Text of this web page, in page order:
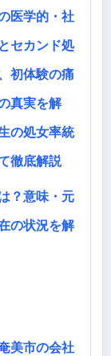
医学的・社
セカンド処
初体験の痛
真実を解
の処女率統
徹底解説
？意味・元
の状況を解
美市の会社